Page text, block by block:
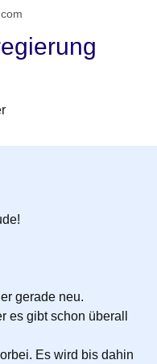
!
gerade neu.
es gibt schon überall
Es wird bis dahin